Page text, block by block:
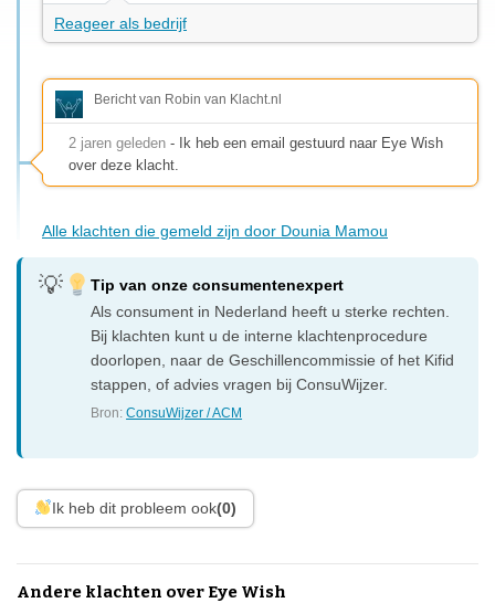
Reageer als bedrijf
Bericht van Robin van Klacht.nl
2 jaren geleden - Ik heb een email gestuurd naar Eye Wish
over deze klacht.
Alle klachten die gemeld zijn door Dounia Mamou
Tip van onze consumentenexpert
Als consument in Nederland heeft u sterke rechten.
Bij klachten kunt u de interne klachtenprocedure
doorlopen, naar de Geschillencommissie of het Kifid
stappen, of advies vragen bij ConsuWijzer.
Bron:ConsuWijzer / ACM
Ik heb dit probleem ook(0)
Andere klachten over Eye Wish